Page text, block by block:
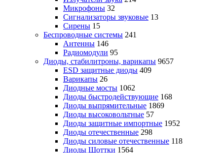
Микрофоны 32
Сигнализаторы звуковые 13
Сирены 15
Беспроводные системы 241
Антенны 146
Радиомодули 95
Диоды, стабилитроны, варикапы 9657
ESD защитные диоды 409
Варикапы 26
Диодные мосты 1062
Диоды быстродействующие 168
Диоды выпрямительные 1869
Диоды высоковольтные 57
Диоды защитные импортные 1952
Диоды отечественные 298
Диоды силовые отечественные 118
Диоды Шоттки 1564